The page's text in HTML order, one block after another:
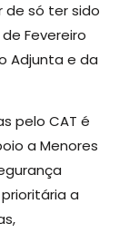
de só ter sido
Fevereiro
Adjunta e da
pelo CAT é
a Menores
a